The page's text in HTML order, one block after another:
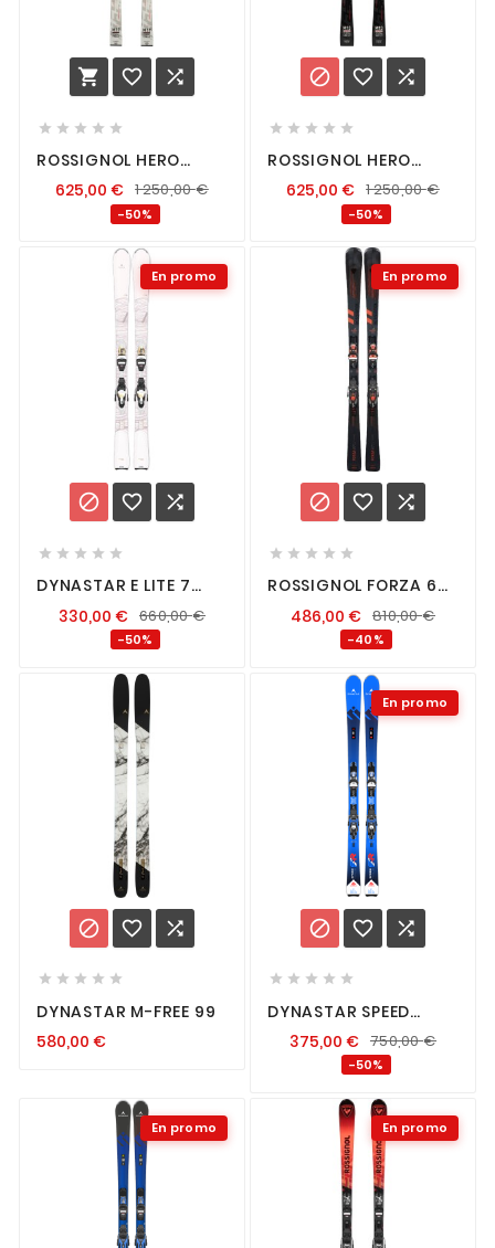
  
    
ROSSIGNOL HERO
625,00€ 1 250,00€
-50%
  
    
ROSSIGNOL HERO
625,00€ 1 250,00€
-50%
En promo
  
    
DYNASTAR E LITE 7
330,00 € 660,00€
-50%
En promo
  
    
ROSSIGNOL FORZA 60°
486,00 € 810,00€
-40%
  
    
DYNASTAR M-FREE 99
580,00 €
En promo
  
    
DYNASTAR SPEED
375,00 € 750,00€
-50%
En promo En promo